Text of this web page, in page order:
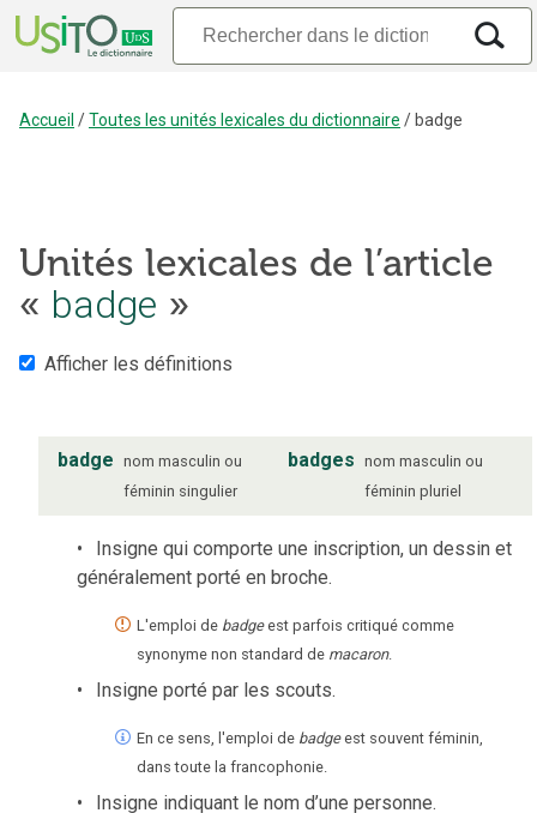
Accueil /Toutes les unités lexicales du dictionnaire / badge
Unités lexicales de l’article
« badge »
Afficher les définitions
badge nom masculin ou
féminin singulier
badges nom masculin ou
féminin pluriel
Insigne qui comporte une inscription, un dessin et
généralement porté en broche.
L'emploi de badge est parfois critiqué comme
synonyme non standard de macaron.
Insigne porté par les scouts.
En ce sens, l'emploi de badge est souvent féminin,
dans toute la francophonie.
Insigne indiquant le nom d’une personne.